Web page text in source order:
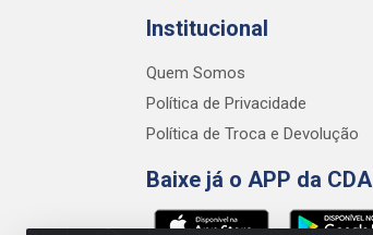
Institucional
Quem Somos
Política de Privacidade
Política de Troca e Devolução
Baixe já o APP da CDA